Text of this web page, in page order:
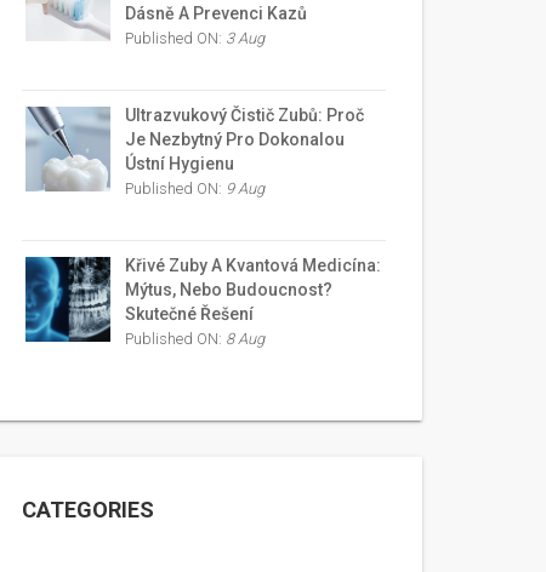
Dásně A Prevenci Kazů
Published ON: 3 Aug
Ultrazvukový Čistič Zubů: Proč
Je Nezbytný Pro Dokonalou
Ústní Hygienu
Published ON: 9 Aug
Křivé Zuby A Kvantová Medicína:
Mýtus, Nebo Budoucnost?
Skutečné Řešení
Published ON: 8 Aug
CATEGORIES